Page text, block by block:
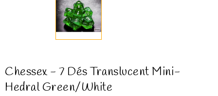
Chessex - 7 Dés Translucent Mini-
Hedral Green/white